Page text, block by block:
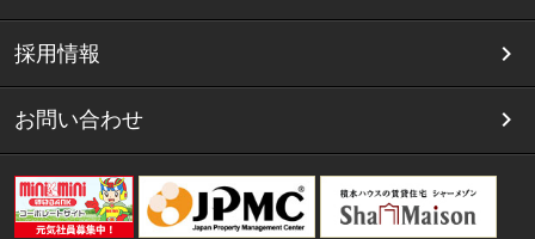
採用情報
お問い合わせ